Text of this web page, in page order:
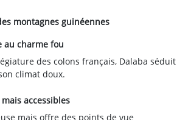
montagnes guinéennes
au charme fou
des colons français, Dalaba séduit
climat doux.
accessibles
mais offre des points de vue